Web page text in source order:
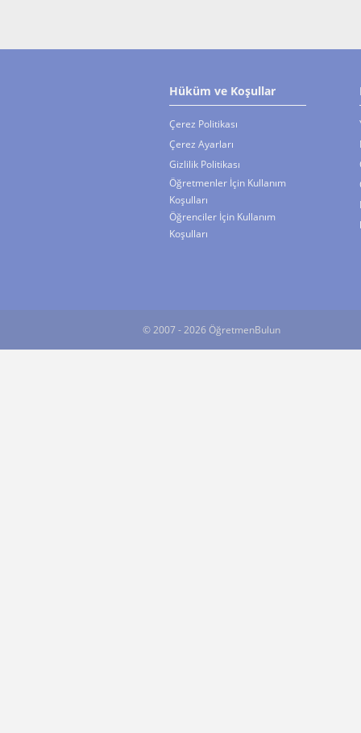
Hüküm ve Koşullar
Çerez Politikası
Çerez Ayarları
Gizlilik Politikası
Öğretmenler İçin Kullanım
Koşulları
Öğrenciler İçin Kullanım
Koşulları
© 2007 - 2026 ÖğretmenBulun